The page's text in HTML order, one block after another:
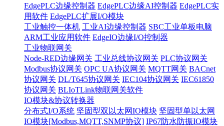
EdgePLC边缘控制器 EdgePLC边缘AI控制器 EdgePLC实
用软件 EdgePLC扩展I/O模块
工业触控一体机 工业AI边缘控制器 SBC工业单板电脑
ARM工业应用软件 EdgeIO边缘I/O控制器
工业物联网关
Node-RED边缘网关 工业总线协议网关 PLC协议网关
Modbus协议网关 OPC UA协议网关 MQTT网关 BACnet
协议网关 DL/T645协议网关 IEC104协议网关 IEC61850
协议网关 BLIoTLink物联网关软件
IO模块&协议转换器
分布式I/O系统 坚固型双以太网IO模块 坚固型单以太网
IO模块[Modbus,MQTT,SNMP协议] IP67防水防振IO模块